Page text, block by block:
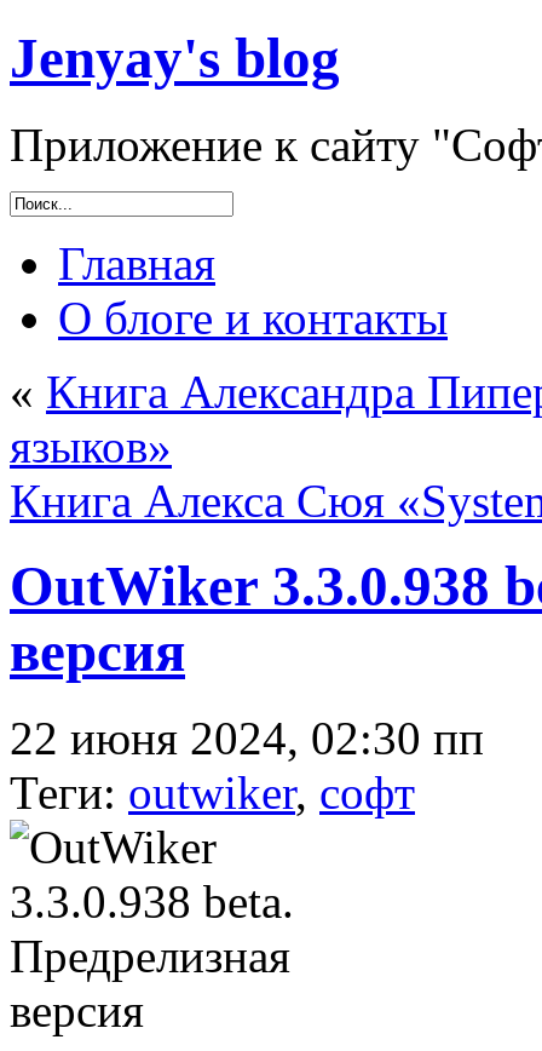
Jenyay's blog
Приложение к сайту
Главная
О блоге и контакты
« Книга Александра
языков»
Книга Алекса Сюя
OutWiker 3.3.0.938
версия
22 июня 2024, 02:30 пп
Теги: outwiker, софт